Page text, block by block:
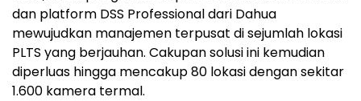
dan platform DSS Professional dari Dahua
mewujudkan manajemen terpusat di sejumlah lokasi
PLTS yang berjauhan. Cakupan solusi ini kemudian
diperluas hingga mencakup 80 lokasi dengan sekitar
1.600 kamera termal.